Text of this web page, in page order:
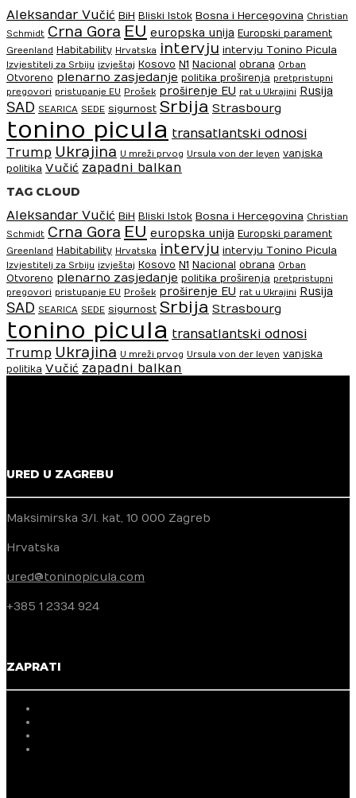
Aleksandar Vučić BiH Bliski Istok Bosna i Hercegovina Christian
Schmidt Crna Gora EU europska unija Europski parament
Greenland Habitability Hrvatska intervju intervju Tonino Picula
Izvjestitelj za Srbiju izvještaj Kosovo N1 Nacional obrana Orban
Otvoreno plenarno zasjedanje politika proširenja pretpristupni
pregovori pristupanje EU Prošek proširenje EU rat u Ukrajini Rusija
SAD SEARICA SEDE sigurnost Srbija Strasbourg
tonino picula transatlantski odnosi
Trump Ukrajina U mreži prvog Ursula von der leyen vanjska
politika Vučić zapadni balkan
TAG CLOUD
Aleksandar Vučić BiH Bliski Istok Bosna i Hercegovina Christian
Schmidt Crna Gora EU europska unija Europski parament
Greenland Habitability Hrvatska intervju intervju Tonino Picula
Izvjestitelj za Srbiju izvještaj Kosovo N1 Nacional obrana Orban
Otvoreno plenarno zasjedanje politika proširenja pretpristupni
pregovori pristupanje EU Prošek proširenje EU rat u Ukrajini Rusija
SAD SEARICA SEDE sigurnost Srbija Strasbourg
tonino picula transatlantski odnosi
Trump Ukrajina U mreži prvog Ursula von der leyen vanjska
politika Vučić zapadni balkan
URED U ZAGREBU
Maksimirska 3/I. kat, 10 000 Zagreb
Hrvatska
ured@toninopicula.com
+385 1 2334 924
ZAPRATI